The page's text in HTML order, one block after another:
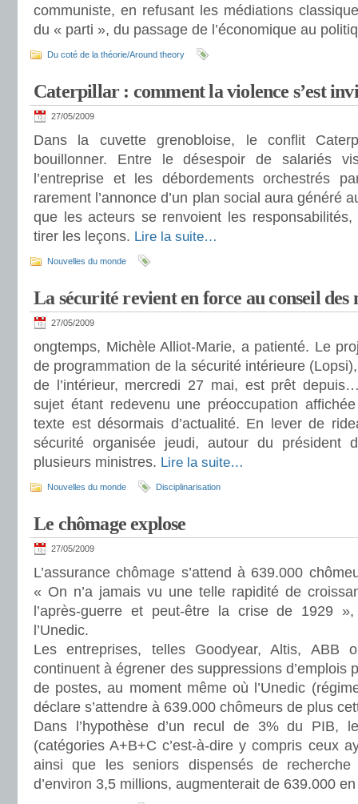
communiste, en refusant les médiations
du « parti », du passage de l’économique au
Du coté de la théorie/Around theory
Caterpillar : comment la violence s’est
27/05/2009
Dans la cuvette grenobloise, le conflit
bouillonner. Entre le désespoir de salariés
l’entreprise et les débordements orchestrés
rarement l’annonce d’un plan social aura généré
que les acteurs se renvoient les responsabilités,
tirer les leçons. Lire la suite…
Nouvelles du monde
La sécurité revient en force au conseil
27/05/2009
ongtemps, Michèle Alliot-Marie, a patienté. Le
de programmation de la sécurité intérieure
de l’intérieur, mercredi 27 mai, est prêt
sujet étant redevenu une préoccupation
texte est désormais d’actualité. En lever de
sécurité organisée jeudi, autour du président
plusieurs ministres. Lire la suite…
Nouvelles du monde Disciplinarisation
Le chômage explose
27/05/2009
L’assurance chômage s’attend à 639.000
« On n’a jamais vu une telle rapidité de
l’après-guerre et peut-être la crise de 1929
l’Unedic.
Les entreprises, telles Goodyear, Altis, ABB
continuent à égrener des suppressions d’emplois
de postes, au moment même où l’Unedic
déclare s’attendre à 639.000 chômeurs de plus
Dans l’hypothèse d’un recul de 3% du PIB,
(catégories A+B+C c’est-à-dire y compris ceux
ainsi que les seniors dispensés de recherche
d’environ 3,5 millions, augmenterait de 639.000